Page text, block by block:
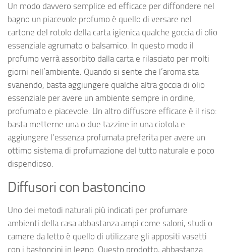
Un modo davvero semplice ed efficace per diffondere nel
bagno un piacevole profumo è quello di versare nel
cartone del rotolo della carta igienica qualche goccia di olio
essenziale agrumato o balsamico. In questo modo il
profumo verrà assorbito dalla carta e rilasciato per molti
giorni nell’ambiente. Quando si sente che l’aroma sta
svanendo, basta aggiungere qualche altra goccia di olio
essenziale per avere un ambiente sempre in ordine,
profumato e piacevole. Un altro diffusore efficace è il riso:
basta metterne una o due tazzine in una ciotola e
aggiungere l’essenza profumata preferita per avere un
ottimo sistema di profumazione del tutto naturale e poco
dispendioso.
Diffusori con bastoncino
Uno dei metodi naturali più indicati per profumare
ambienti della casa abbastanza ampi come saloni, studi o
camere da letto è quello di utilizzare gli appositi vasetti
con i bastoncini in legno. Questo prodotto, abbastanza